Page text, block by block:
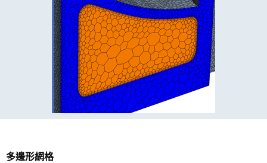
多邊形網格